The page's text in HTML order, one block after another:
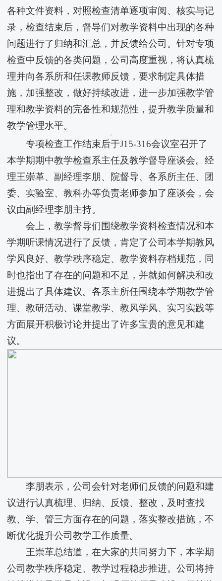
各种文件资料，对照检查清单逐项审阅、核实与记
录，检查结束后，督导们对教学资料中出现的各种
问题进行了归纳和汇总，并反馈给公司。针对专项
检查中反馈的各类问题，公司高度重视，将认真梳
理并向各系所和任课教师反馈，要求制定具体措
施，加强整改，做好持续改进，进一步加强教学管
理和教学资料的完备性和规范性，提升教学质量和
教学管理水平。
专项检查工作结束后于J15-316会议室召开了
本学期期中教学检查系主任及教学督导座谈会。经
理王崇革、副经理李朋、院督导、各系所主任、团
委、实验室、教科办等负责老师参加了座谈会，会
议由副经理李朋主持。
会上，教学督导们围绕教学资料检查情况和本
学期听课情况进行了反馈，肯定了公司本学期教风
学风良好、教学秩序稳定、教学资料存档规范，同
时也指出了存在的问题和不足，并就如何解决和改
进提出了具体建议。各系主所任围绕本学期教学管
理、教研活动、课堂教学、教风学风、实习实践等
方面展开积极讨论并提出了许多宝贵的意见和建
议。
李朋表示，公司会针对老师们反馈的问题和建
议进行认真梳理、归纳、反馈、整改，及时查找
教、学、管三方面存在的问题，落实整改措施，不
断优化提升公司教学工作质量。
王崇革总结道，在大家的共同努力下，本学期
公司教学秩序稳定、教学过程稳步推进。公司将持